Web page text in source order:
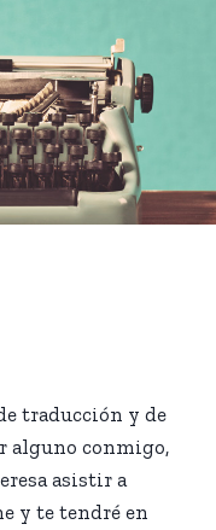
traducción y de
alguno conmigo,
asistir a
y te tendré en